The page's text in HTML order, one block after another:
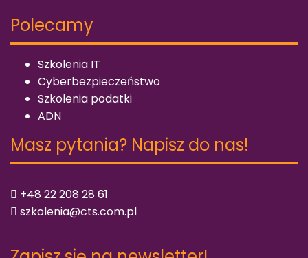
Polecamy
Szkolenia IT
Cyberbezpieczeństwo
Szkolenia podatki
ADN
Masz pytania? Napisz do nas!
+48 22 208 28 61
szkolenia@cts.com.pl